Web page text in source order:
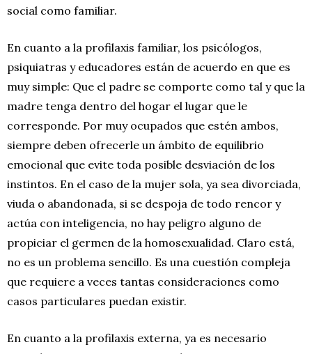
social como familiar.
En cuanto a la profilaxis familiar, los psicólogos,
psiquiatras y educadores están de acuerdo en que es
muy simple: Que el padre se comporte como tal y que la
madre tenga dentro del hogar el lugar que le
corresponde. Por muy ocupados que estén ambos,
siempre deben ofrecerle un ámbito de equilibrio
emocional que evite toda posible desviación de los
instintos. En el caso de la mujer sola, ya sea divorciada,
viuda o abandonada, si se despoja de todo rencor y
actúa con inteligencia, no hay peligro alguno de
propiciar el germen de la homosexualidad. Claro está,
no es un problema sencillo. Es una cuestión compleja
que requiere a veces tantas consideraciones como
casos particulares puedan existir.
En cuanto a la profilaxis externa, ya es necesario